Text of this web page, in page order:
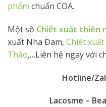
phẩm chuẩn COA.
Một số Chiết xuất thiên
xuất Nha Đam, Chiết xuất
Thảo,…Liên hệ ngay với
Hotline/
Lacosme –